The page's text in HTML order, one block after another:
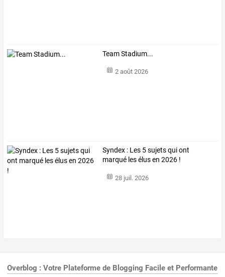
Team Stadium...
2 août 2026
Syndex : Les 5 sujets qui ont
marqué les élus en 2026 !
28 juil. 2026
Overblog : Votre Plateforme de Blogging Facile et Performante